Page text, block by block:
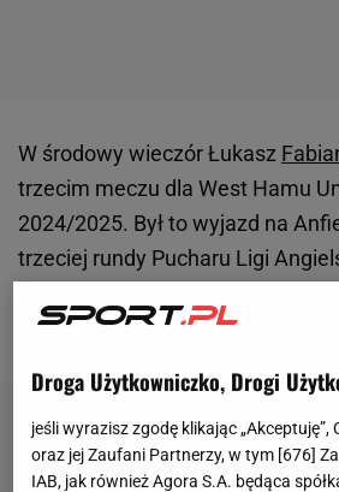
W środowy wieczór Łukasz
trzecim meczu dla West Hamu
2024/2025. Był to wyjazd na
trzeciej rundy Pucharu Ligi
ale może liczyć na grę w
Droga Użytkowniczko, Drogi
jeśli wyrazisz zgodę klikając „Akceptuję”,
oraz jej Zaufani Partnerzy, w tym [676]
IAB, jak również Agora S.A. będąca